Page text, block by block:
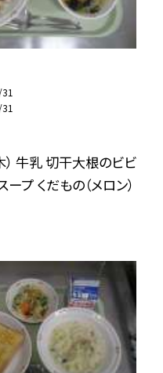
） 牛乳 切干大根のビビ
プ くだもの（メロン）